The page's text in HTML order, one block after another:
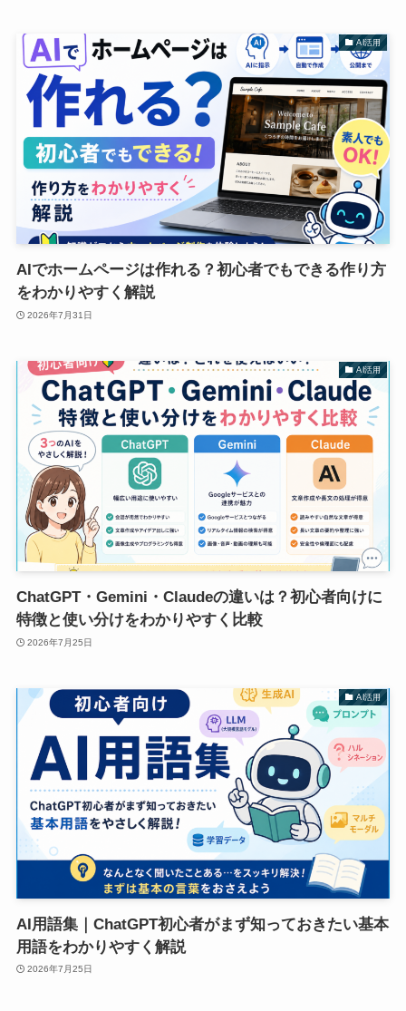
AI活用
AIでホームページは作れる？初心者でもできる作り方
をわかりやすく解説
2026年7月31日
AI活用
ChatGPT・Gemini・Claudeの違いは？初心者向けに
特徴と使い分けをわかりやすく比較
2026年7月25日
AI活用
AI用語集｜ChatGPT初心者がまず知っておきたい基本
用語をわかりやすく解説
2026年7月25日